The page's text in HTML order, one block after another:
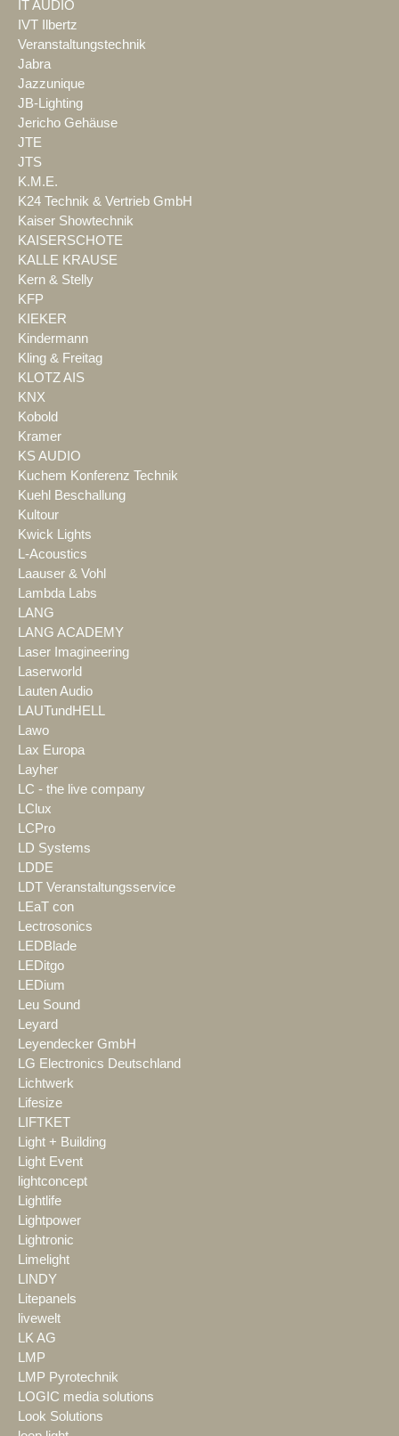
IT AUDIO
IVT Ilbertz
Veranstaltungstechnik
Jabra
Jazzunique
JB-Lighting
Jericho Gehäuse
JTE
JTS
K.M.E.
K24 Technik & Vertrieb GmbH
Kaiser Showtechnik
KAISERSCHOTE
KALLE KRAUSE
Kern & Stelly
KFP
KIEKER
Kindermann
Kling & Freitag
KLOTZ AIS
KNX
Kobold
Kramer
KS AUDIO
Kuchem Konferenz Technik
Kuehl Beschallung
Kultour
Kwick Lights
L-Acoustics
Laauser & Vohl
Lambda Labs
LANG
LANG ACADEMY
Laser Imagineering
Laserworld
Lauten Audio
LAUTundHELL
Lawo
Lax Europa
Layher
LC - the live company
LClux
LCPro
LD Systems
LDDE
LDT Veranstaltungsservice
LEaT con
Lectrosonics
LEDBlade
LEDitgo
LEDium
Leu Sound
Leyard
Leyendecker GmbH
LG Electronics Deutschland
Lichtwerk
Lifesize
LIFTKET
Light + Building
Light Event
lightconcept
Lightlife
Lightpower
Lightronic
Limelight
LINDY
Litepanels
livewelt
LK AG
LMP
LMP Pyrotechnik
LOGIC media solutions
Look Solutions